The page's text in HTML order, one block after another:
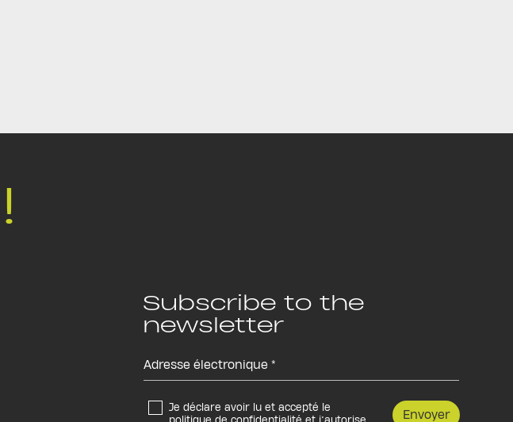
!
Subscribe to the
newsletter
Je déclare avoir lu et accepté le
Envoyer